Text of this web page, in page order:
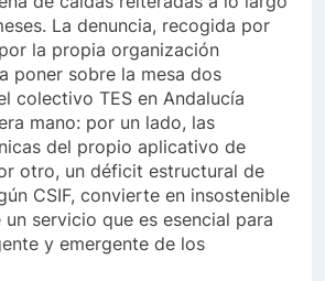
La denuncia, recogida por
la propia organización
poner sobre la mesa dos
colectivo TES en Andalucía
mano: por un lado, las
del propio aplicativo de
otro, un déficit estructural de
CSIF, convierte en insostenible
servicio que es esencial para
y emergente de los